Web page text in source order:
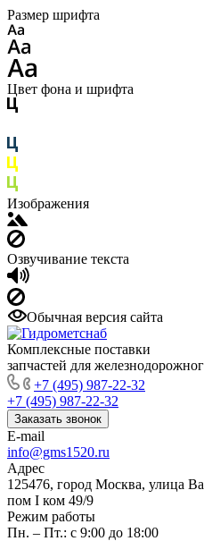
Размер шрифта
Цвет фона и шрифта
Изображения
Озвучивание текста
Обычная версия сайта
Комплексные поставки
запчастей для
+7 (495) 987-22-32
+7 (495) 987-22-32
Заказать звонок
E-mail
info@gms1520.ru
Адрес
125476, город Москва, улица
пом I ком 49/9
Режим работы
Пн. – Пт.: с 9:00 до 18:00